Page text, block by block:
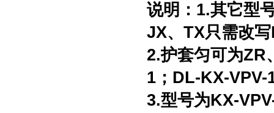
说明：1.其它型
JX、TX只需改
2.护套匀可为ZR
1；DL-KX-VPV-
3.型号为KX-